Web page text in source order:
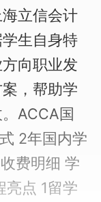
立信会计
生自身特
向职业发
，帮助学
ACCA国
2年国内学
费明细 学
亮点 1留学